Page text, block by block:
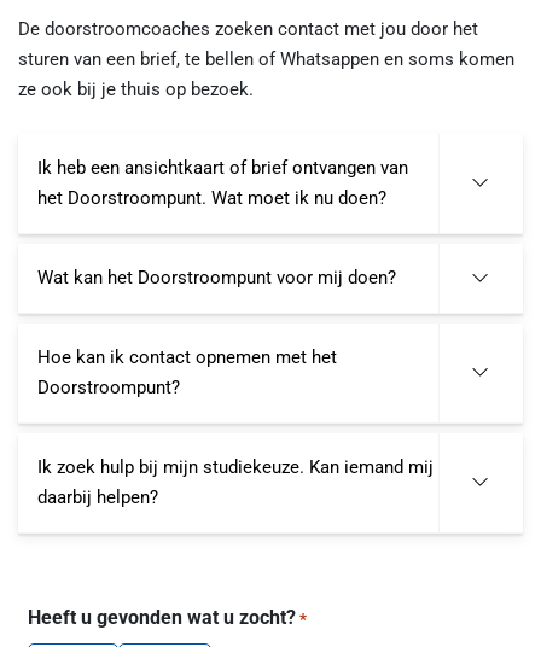
De doorstroomcoaches zoeken contact met jou door het
sturen van een brief, te bellen of Whatsappen en soms komen
ze ook bij je thuis op bezoek.
Ik heb een ansichtkaart of brief ontvangen van
het Doorstroompunt. Wat moet ik nu doen?
Wat kan het Doorstroompunt voor mij doen?
Hoe kan ik contact opnemen met het
Doorstroompunt?
Ik zoek hulp bij mijn studiekeuze. Kan iemand mij
daarbij helpen?
Heeft u gevonden wat u zocht? *